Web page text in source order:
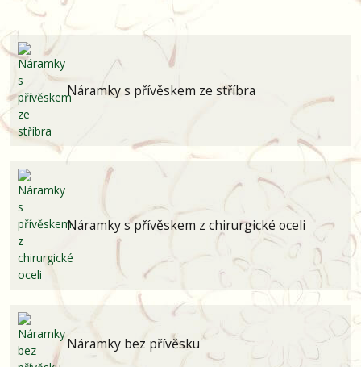
Náramky s přívěskem ze stříbra
Náramky s přívěskem z chirurgické oceli
Náramky bez přívěsku